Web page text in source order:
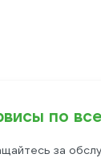
по
за